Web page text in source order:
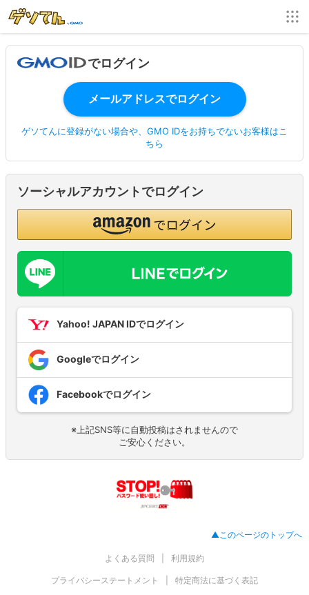
でログイン
ゲソてんに登録がない場合や、GMO IDをお持ちでないお客様はこ
ちら
ソーシャルアカウントでログイン
Yahoo! JAPAN IDでログイン
Googleでログイン
Facebookでログイン
※上記SNS等に自動投稿はされませんので
ご安心ください。
▲このページのトップへ
よくある質問 利用規約
プライバシーステートメント 特定商法に基づく表記